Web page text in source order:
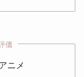
価
ニメ